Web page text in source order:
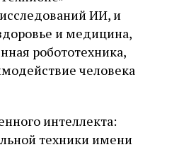
ИИ, и
и медицина,
робототехника,
человека
интеллекта:
техники имени